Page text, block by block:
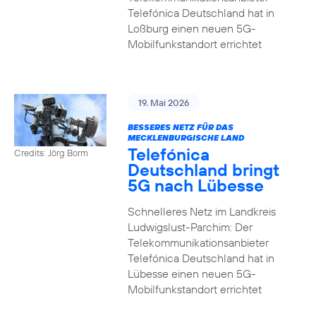
Telefónica Deutschland hat in
Loßburg einen neuen 5G-
Mobilfunkstandort errichtet
Credits: Jörg Borm
19. Mai 2026
BESSERES NETZ FÜR DAS
MECKLENBURGISCHE LAND
Telefónica
Deutschland bringt
5G nach Lübesse
Schnelleres Netz im Landkreis
Ludwigslust-Parchim: Der
Telekommunikationsanbieter
Telefónica Deutschland hat in
Lübesse einen neuen 5G-
Mobilfunkstandort errichtet